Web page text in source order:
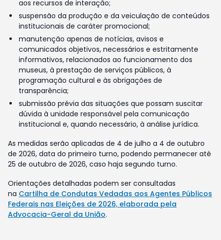
aos recursos de interação;
suspensão da produção e da veiculação de conteúdos
institucionais de caráter promocional;
manutenção apenas de notícias, avisos e
comunicados objetivos, necessários e estritamente
informativos, relacionados ao funcionamento dos
museus, à prestação de serviços públicos, à
programação cultural e às obrigações de
transparência;
submissão prévia das situações que possam suscitar
dúvida à unidade responsável pela comunicação
institucional e, quando necessário, à análise jurídica.
As medidas serão aplicadas de 4 de julho a 4 de outubro
de 2026, data do primeiro turno, podendo permanecer até
25 de outubro de 2026, caso haja segundo turno.
Orientações detalhadas podem ser consultadas
na Cartilha de Condutas Vedadas aos Agentes Públicos
Federais nas Eleições de 2026, elaborada pela
Advocacia-Geral da União.